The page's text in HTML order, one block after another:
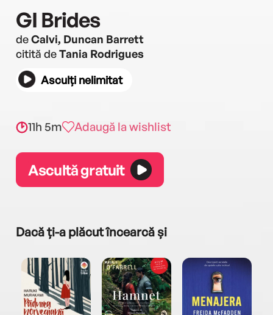
GI Brides
deCalvi, Duncan Barrett
citită deTania Rodrigues
Asculți nelimitat
11h 5m Adaugă la wishlist
Ascultă gratuit
Dacă ți-a plăcut încearcă și